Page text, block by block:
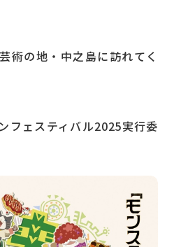
術の地・中之島に訪れてく
フェスティバル2025実行委